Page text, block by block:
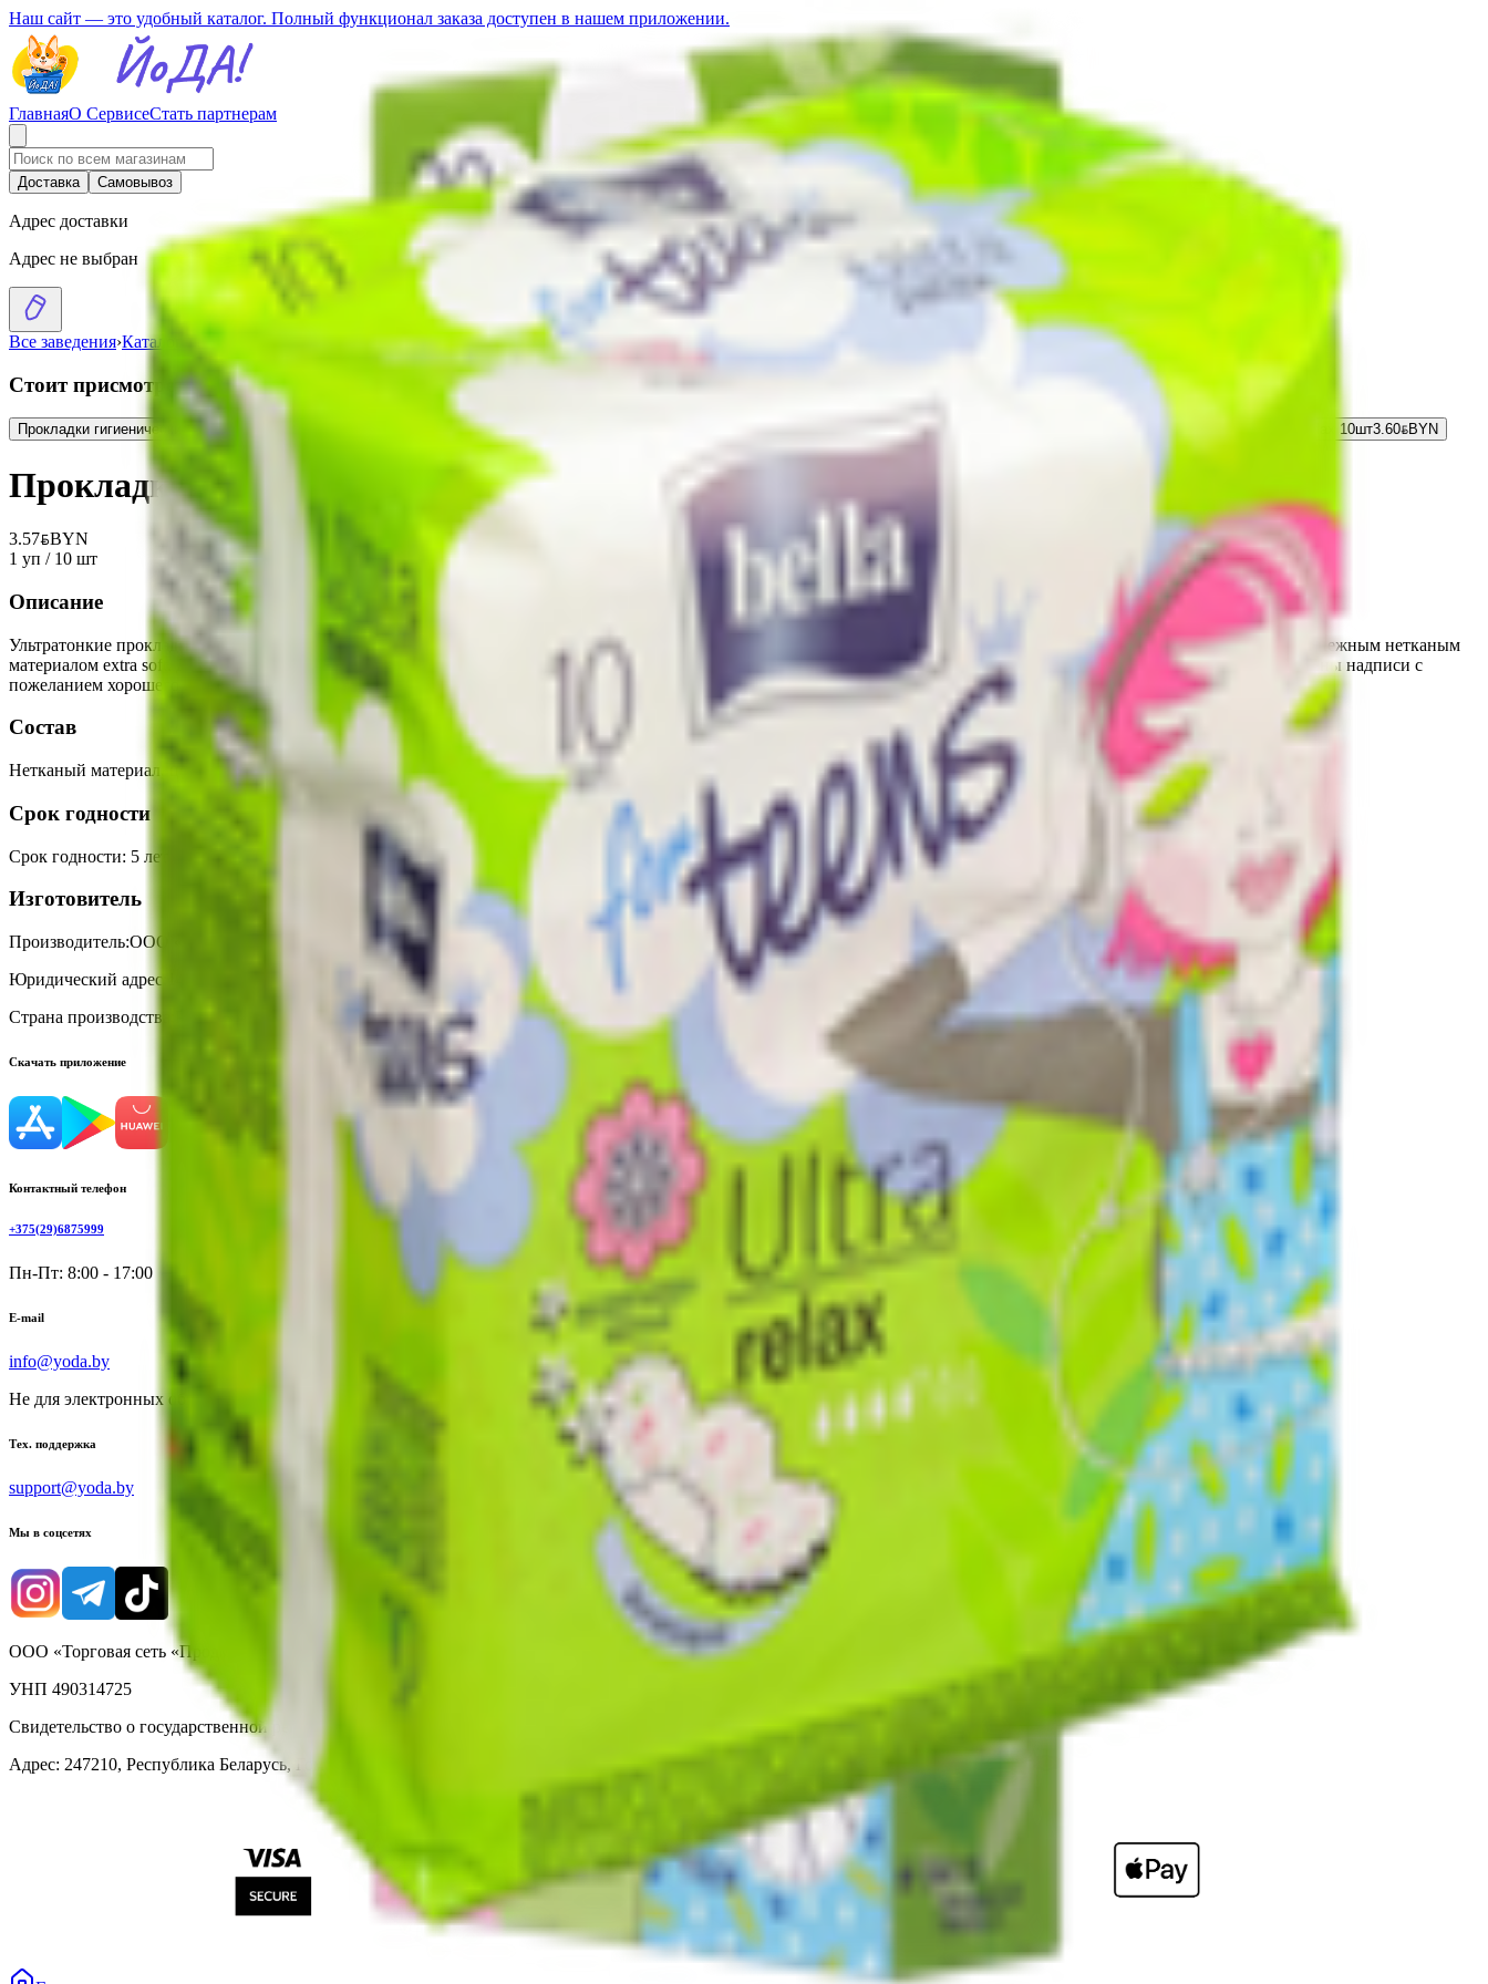
Наш сайт — это удобный каталог. Полный функционал заказа доступен в нашем приложении.
ГлавнаяО СервисеСтать партнерам
Доставка Самовывоз
Адрес доставки
Адрес не выбран
Все заведения›Каталог ›Прокладки гигиенические «Вella for teens» Ultra 10шт
Стоит присмотреться
Прокладки гигиенические «Bella for teens» panty relax 20шт BYN Прокладки гигиенические «bellа for teens» Ultra energy 10шт 3.77BYNBYN Прокладки гигиенические «bellа for teens» Ultra relax 10шт3.60BYNBYN
Прокладки гигиенические «Вella for teens» Ultra 10шт
3.57BYNBYN
1 уп / 10 шт
Описание
Ультратонкие прокладки для критических дней bella for teens Sensitive с крылышками подходят для девушек с чувствительной кожей. Прокладки без аромата, они покрыты нежным нетканым
материалом extra soft. Для прокладок bella for teens разработан специальный дизайн двухцветного верхнего слоя, а на силиконизированную бумагу на разных языках нанесены надписи с
пожеланием хорошего дня.
Состав
Нетканый материал, целлюлозная лента, суперабсорбент, пленка полиэтиленовая паропроницаемая, клеи, силиконизированная бумага.
Срок годности
Срок годности: 5 лет
Изготовитель
Производитель:ООО «Белла»
Юридический адрес:
140301, Российская Федерация, Московская область, г. Егорьевск, ул. Промышленная, д. 9
Страна производства:
Россия
Скачать приложение
Контактный телефон
+375(29)6875999
Пн-Пт: 8:00 - 17:00
E-mail
info@yoda.by
Не для электронных обращений
Тех. поддержка
support@yoda.by
Мы в соцсетях
ООО «Торговая сеть «Продмир»
УНП 490314725
Свидетельство о государственной регистрации № 490314725 от 30.05.2003г выдано Гомельским облисполкомом
Адрес: 247210, Республика Беларусь, Гомельская обл., г. Жлобин, ул. Козлова 2-А